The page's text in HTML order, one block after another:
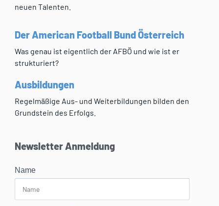
neuen Talenten.
Der American Football Bund Österreich
Was genau ist eigentlich der AFBÖ und wie ist er
strukturiert?
Ausbildungen
Regelmäßige Aus- und Weiterbildungen bilden den
Grundstein des Erfolgs.
Newsletter Anmeldung
Name